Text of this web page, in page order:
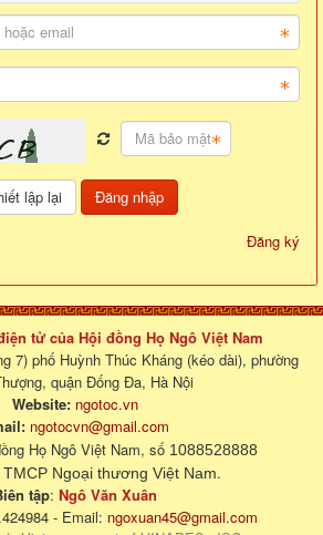
Đăng nhập
Đăng ký
tử của Hội đồng Họ Ngô Việt Nam
7) phố Huỳnh Thúc Kháng (kéo dài), phường
quận Đống Đa, Hà Nội
Website: ngotoc.vn
ngotocvn@gmail.com
Họ Ngô Việt Nam, số 1088528888
TMCP Ngoại thương Việt Nam.
tập: Ngô Văn Xuân
- Email: ngoxuan45@gmail.com